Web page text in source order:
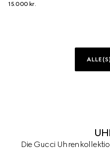
15.000 kr.
Die Gucci